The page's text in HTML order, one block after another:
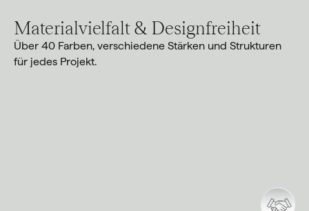
Materialvielfalt & Designfreiheit
Über 40 Farben, verschiedene Stärken und Strukturen
für jedes Projekt.